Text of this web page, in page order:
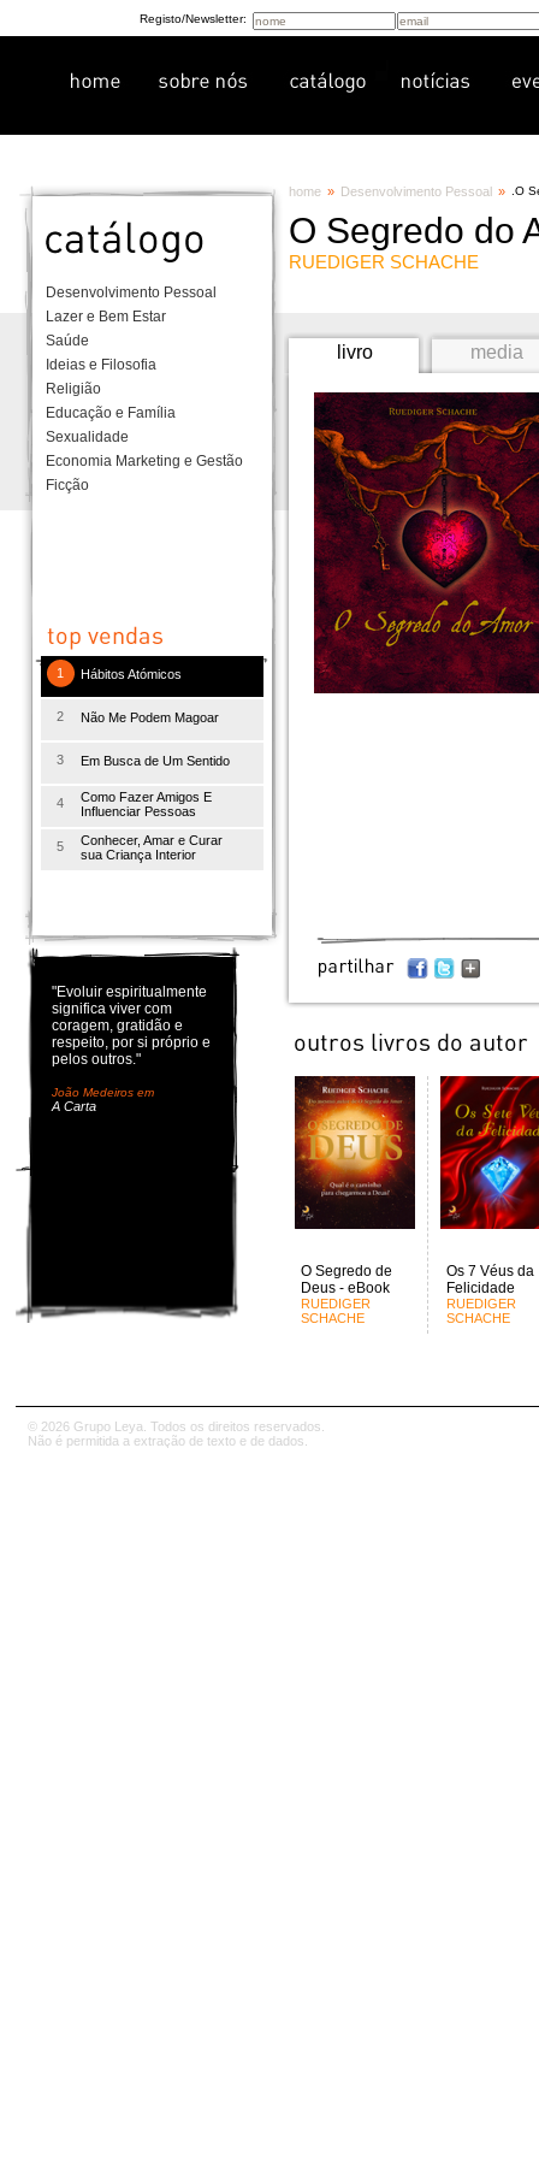
Registo/Newsletter:
Desenvolvimento Pessoal
Lazer e Bem Estar
Saúde
Ideias e Filosofia
Religião
Educação e Família
Sexualidade
Economia Marketing e Gestão
Ficção
1 Hábitos Atómicos
2 Não Me Podem Magoar
3 Em Busca de Um Sentido
4
Como Fazer Amigos E
Influenciar Pessoas
5
Conhecer, Amar e Curar
sua Criança Interior
"Evoluir espiritualmente
significa viver com
coragem, gratidão e
respeito, por si próprio e
pelos outros."
João Medeiros em
A Carta
home » Desenvolvimento Pessoal » O
O Segredo do
RUEDIGER SCHACHE
livro media
O Segredo de
Deus - eBook
RUEDIGER
SCHACHE
Os 7 Véus da
Felicidade
RUEDIGER
SCHACHE
© 2026 Grupo Leya. Todos os direitos reservados.
Não é permitida a extração de texto e de dados.